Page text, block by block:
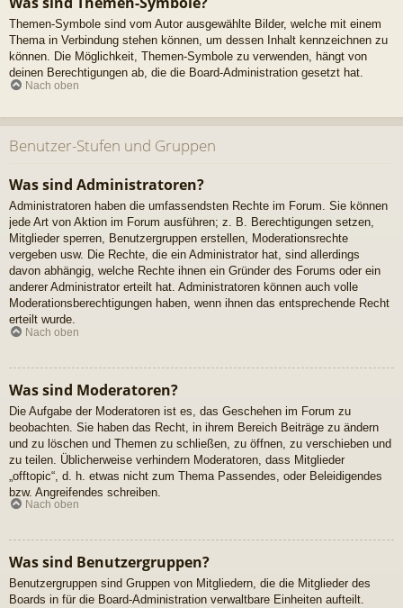
Themen-Symbole sind vom Autor ausgewählte Bilder, welche mit einem
Thema in Verbindung stehen können, um dessen Inhalt kennzeichnen zu
können. Die Möglichkeit, Themen-Symbole zu verwenden, hängt von
deinen Berechtigungen ab, die die Board-Administration gesetzt hat.
Nach oben
Benutzer-Stufen und Gruppen
Was sind Administratoren?
Administratoren haben die umfassendsten Rechte im Forum. Sie können
jede Art von Aktion im Forum ausführen; z. B. Berechtigungen setzen,
Mitglieder sperren, Benutzergruppen erstellen, Moderationsrechte
vergeben usw. Die Rechte, die ein Administrator hat, sind allerdings
davon abhängig, welche Rechte ihnen ein Gründer des Forums oder ein
anderer Administrator erteilt hat. Administratoren können auch volle
Moderationsberechtigungen haben, wenn ihnen das entsprechende Recht
erteilt wurde.
Nach oben
Was sind Moderatoren?
Die Aufgabe der Moderatoren ist es, das Geschehen im Forum zu
beobachten. Sie haben das Recht, in ihrem Bereich Beiträge zu ändern
und zu löschen und Themen zu schließen, zu öffnen, zu verschieben und
zu teilen. Üblicherweise verhindern Moderatoren, dass Mitglieder
„offtopic“, d. h. etwas nicht zum Thema Passendes, oder Beleidigendes
bzw. Angreifendes schreiben.
Nach oben
Was sind Benutzergruppen?
Benutzergruppen sind Gruppen von Mitgliedern, die die Mitglieder des
Boards in für die Board-Administration verwaltbare Einheiten aufteilt.